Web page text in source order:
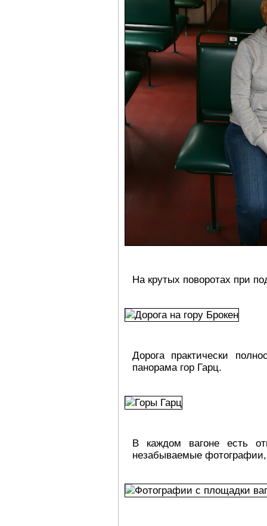
На крутых поворотах при
Дорога практически
панорама гор Гарц.
В каждом вагоне есть
незабываемые